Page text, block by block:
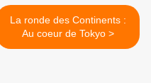
La ronde des Continents :
Au coeur de Tokyo >